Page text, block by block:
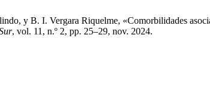
y B. I. Vergara Riquelme, «Comorbilidades
, vol. 11, n.º 2, pp. 25–29, nov. 2024.